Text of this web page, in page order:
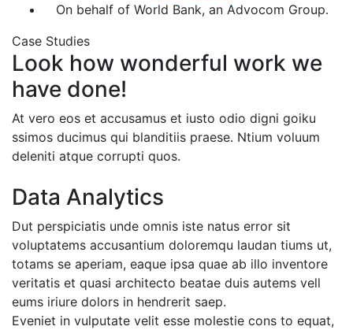
On behalf of World Bank, an Advocom Group.
Case Studies
Look how wonderful work we
have done!
At vero eos et accusamus et iusto odio digni goiku
ssimos ducimus qui blanditiis praese. Ntium voluum
deleniti atque corrupti quos.
Data Analytics
Dut perspiciatis unde omnis iste natus error sit
voluptatems accusantium doloremqu laudan tiums ut,
totams se aperiam, eaque ipsa quae ab illo inventore
veritatis et quasi architecto beatae duis autems vell
eums iriure dolors in hendrerit saep.
Eveniet in vulputate velit esse molestie cons to equat,